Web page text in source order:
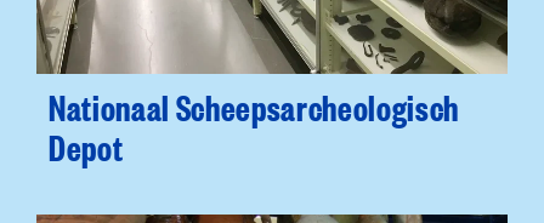
Nationaal Scheepsarcheologisch
Depot